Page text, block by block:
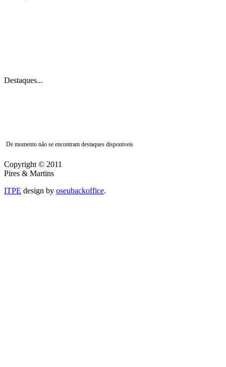
Destaques...
De momento não se encontram destaques disponiveis
Copyright © 2011
Pires & Martins
ITPE design by oseubackoffice.